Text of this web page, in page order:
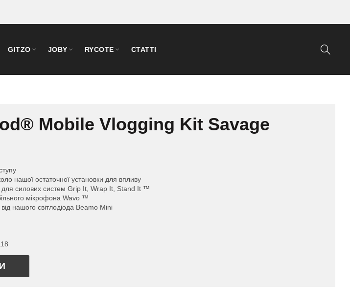
GITZO JOBY RYCOTE СТАТТІ
Mobile Vlogging Kit Savage
нашої остаточної установки для впливу
силових систем Grip It, Wrap It, Stand It ™
мікрофона Wavo ™
нашого світлодіода Beamo Mini